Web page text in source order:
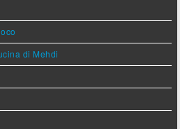
di Mehdi